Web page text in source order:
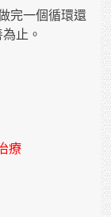
完一個循環還
止。
療